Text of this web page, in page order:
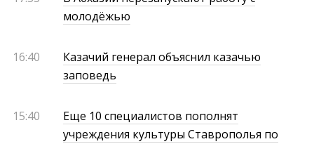
молодёжью
16:40
Казачий генерал объяснил казачью
заповедь
15:40
Еще 10 специалистов пополнят
учреждения культуры Ставрополья по